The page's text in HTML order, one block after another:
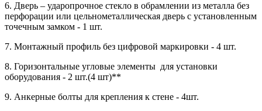
6. Дверь – ударопрочное стекло в обрамлении из металла без
перфорации или цельнометаллическая дверь с установленным
точечным замком - 1 шт.
7. Монтажный профиль без цифровой маркировки - 4 шт.
8. Горизонтальные угловые элементы для установки
оборудования - 2 шт.(4 шт)**
9. Анкерные болты для крепления к стене - 4шт.